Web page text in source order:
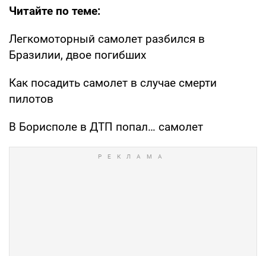
Читайте по теме:
Легкомоторный самолет разбился в
Бразилии, двое погибших
Как посадить самолет в случае смерти
пилотов
В Борисполе в ДТП попал… самолет